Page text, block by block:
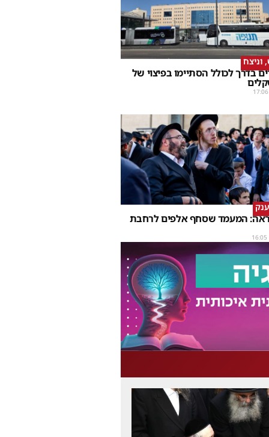
בדרך לכולל הסתיימו בפיצוי של
17:06
המעמד שסחף אלפים לרחבת
16:05